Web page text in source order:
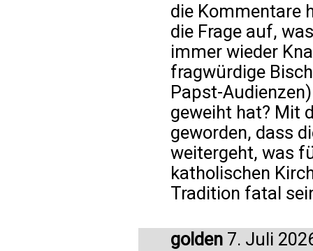
die Kommentare
die Frage auf,
immer wieder
fragwürdige
Papst-
geweiht hat? Mit
geworden, dass
weitergeht, was
katholischen
Tradition fatal
golden 7. Juli